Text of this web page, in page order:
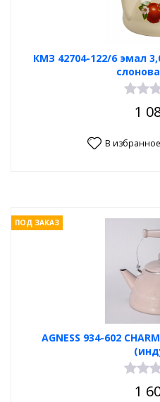
КМЗ 42704-122/6 эмал
1
В избранное
AGNESS 934-602
ПОД ЗАКАЗ
1